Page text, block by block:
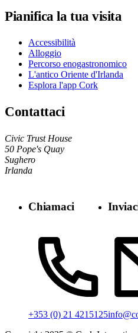
Pianifica la tua visita
Accessibilità
Alloggio
Percorso enogastronomico
L'antico Oriente d'Irlanda
Esplora l'app Cork
Contattaci
Civic Trust House
50 Pope's Quay
Sughero
Irlanda
Chiamaci
+353 (0) 21 4215125